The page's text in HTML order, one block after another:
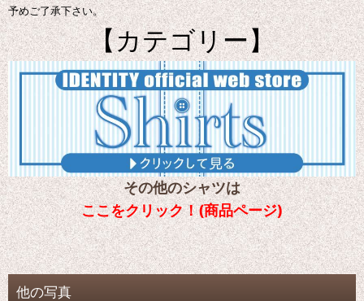
予めご了承下さい。
【カテゴリー】
その他のシャツは
ここをクリック！(商品ページ)
他の写真